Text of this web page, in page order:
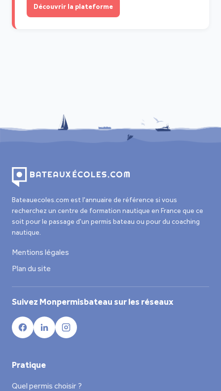
Découvrir la plateforme
Bateauecoles.com est l'annuaire de référence si vous
recherchez un centre de formation nautique en France que ce
soit pour le passage d'un permis bateau ou pour du coaching
nautique.
Mentions légales
Plan du site
Suivez Monpermisbateau sur les réseaux
Pratique
Quel permis choisir ?